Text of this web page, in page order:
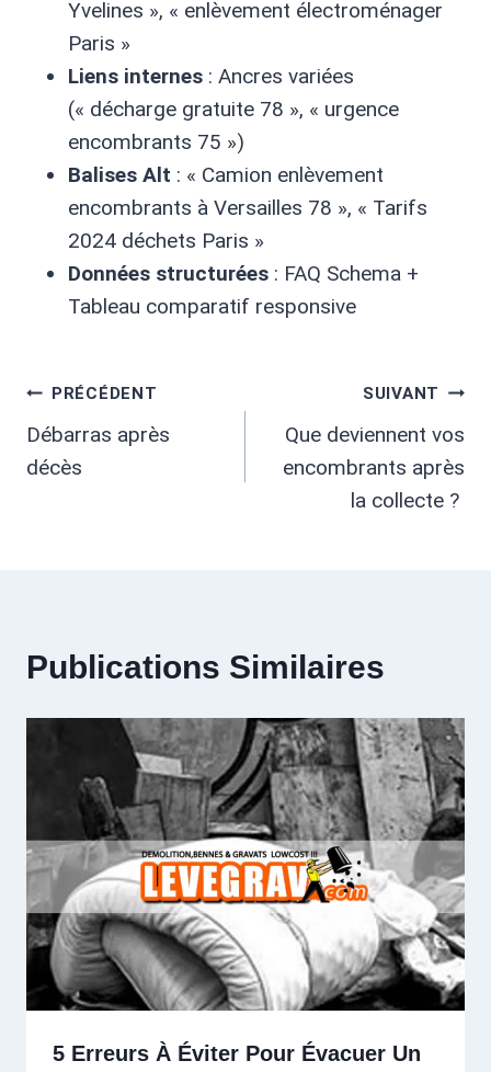
Yvelines », « enlèvement électroménager
Paris »
Liens internes : Ancres variées
(« décharge gratuite 78 », « urgence
encombrants 75 »)
Balises Alt : « Camion enlèvement
encombrants à Versailles 78 », « Tarifs
2024 déchets Paris »
Données structurées : FAQ Schema +
Tableau comparatif responsive
Navigation
De
PRÉCÉDENT
Débarras après
décès
SUIVANT
Que deviennent vos
encombrants après
la collecte ?
Publications Similaires
5 Erreurs À Éviter Pour Évacuer Un